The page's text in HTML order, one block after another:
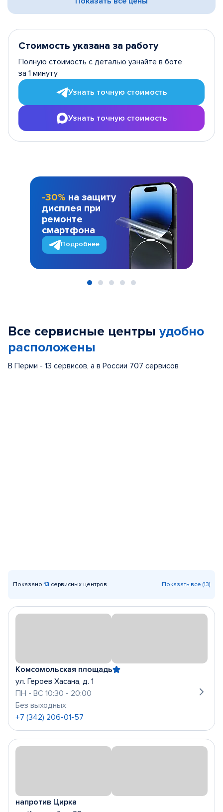
Стоимость указана за работу
Полную стоимость с деталью узнайте в боте
за 1 минуту
Узнать точную стоимость
Узнать точную стоимость
-30% на защиту
дисплея при
ремонте
смартфона
Подробнее
Все сервисные центры удобно
расположены
В Перми - 13 сервисов, а в России 707 сервисов
Показано 13 сервисных центров Показать все (13)
Комсомольская площадь
ул. Героев Хасана, д. 1
ПН - ВС 10:30 - 20:00
Без выходных
+7 (342) 206-01-57
напротив Цирка